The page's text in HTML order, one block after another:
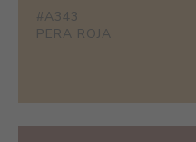
#A343
PERA ROJA